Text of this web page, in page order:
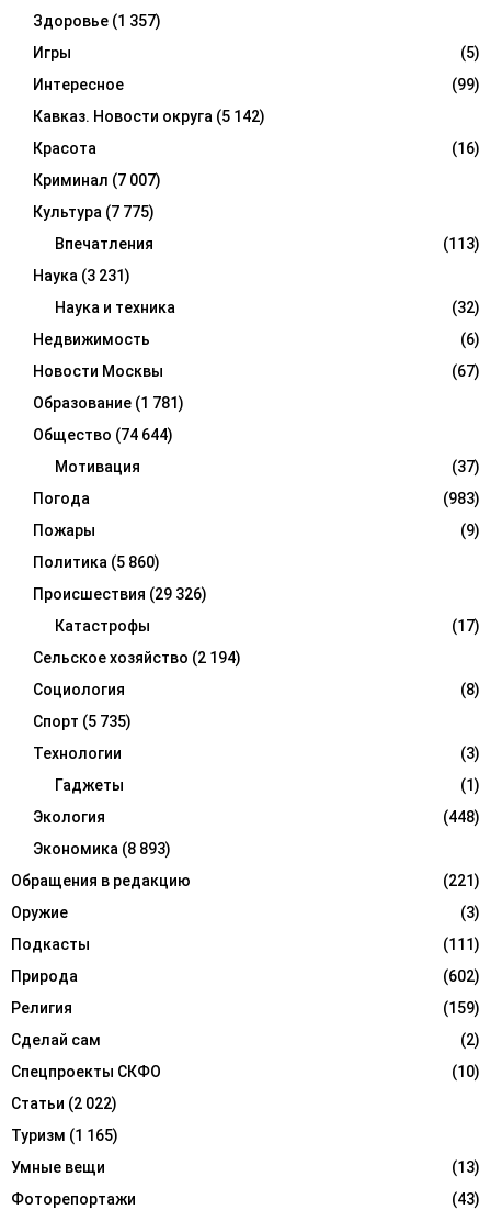
Здоровье (1 357)
Игры
(5)
Интересное
(99)
Кавказ. Новости округа (5 142)
Красота
(16)
Криминал (7 007)
Культура (7 775)
Впечатления
(113)
Наука (3 231)
Наука и техника
(32)
Недвижимость
(6)
Новости Москвы
(67)
Образование (1 781)
Общество (74 644)
Мотивация
(37)
Погода
(983)
Пожары
(9)
Политика (5 860)
Происшествия (29 326)
Катастрофы
(17)
Сельское хозяйство (2 194)
Социология
(8)
Спорт (5 735)
Технологии
(3)
Гаджеты
(1)
Экология
(448)
Экономика (8 893)
Обращения в редакцию
(221)
Оружие
(3)
Подкасты
(111)
Природа
(602)
Религия
(159)
Сделай сам
(2)
Спецпроекты СКФО
(10)
Статьи (2 022)
Туризм (1 165)
Умные вещи
(13)
Фоторепортажи
(43)